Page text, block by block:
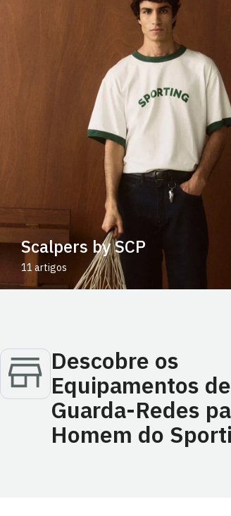
Scalpers by SCP
11 artigos
Descobre os
Equipamentos de
Guarda-Redes
Homem do